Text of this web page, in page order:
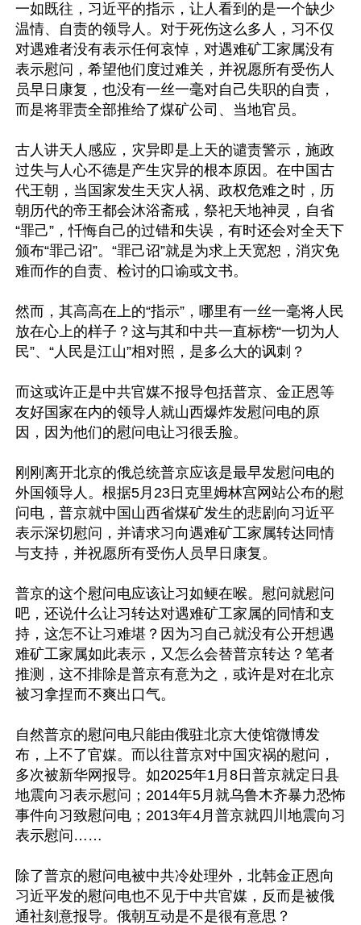
一如既往，习近平的指示，让人看到的是一个缺少
温情、自责的领导人。对于死伤这么多人，习不仅
对遇难者没有表示任何哀悼，对遇难矿工家属没有
表示慰问，希望他们度过难关，并祝愿所有受伤人
员早日康复，也没有一丝一毫对自己失职的自责，
而是将罪责全部推给了煤矿公司、当地官员。
古人讲天人感应，灾异即是上天的谴责警示，施政
过失与人心不德是产生灾异的根本原因。在中国古
代王朝，当国家发生天灾人祸、政权危难之时，历
朝历代的帝王都会沐浴斋戒，祭祀天地神灵，自省
“罪己”，忏悔自己的过错和失误，有时还会对全天下
颁布“罪己诏”。“罪己诏”就是为求上天宽恕，消灾免
难而作的自责、检讨的口谕或文书。
然而，其高高在上的“指示”，哪里有一丝一毫将人民
放在心上的样子？这与其和中共一直标榜“一切为人
民”、“人民是江山”相对照，是多么大的讽刺？
而这或许正是中共官媒不报导包括普京、金正恩等
友好国家在内的领导人就山西爆炸发慰问电的原
因，因为他们的慰问电让习很丢脸。
刚刚离开北京的俄总统普京应该是最早发慰问电的
外国领导人。根据5月23日克里姆林宫网站公布的慰
问电，普京就中国山西省煤矿发生的悲剧向习近平
表示深切慰问，并请求习向遇难矿工家属转达同情
与支持，并祝愿所有受伤人员早日康复。
普京的这个慰问电应该让习如鲠在喉。慰问就慰问
吧，还说什么让习转达对遇难矿工家属的同情和支
持，这怎不让习难堪？因为习自己就没有公开想遇
难矿工家属如此表示，又怎么会替普京转达？笔者
推测，这不排除是普京有意为之，或许是对在北京
被习拿捏而不爽出口气。
自然普京的慰问电只能由俄驻北京大使馆微博发
布，上不了官媒。而以往普京对中国灾祸的慰问，
多次被新华网报导。如2025年1月8日普京就定日县
地震向习表示慰问；2014年5月就乌鲁木齐暴力恐怖
事件向习致慰问电；2013年4月普京就四川地震向习
表示慰问……
除了普京的慰问电被中共冷处理外，北韩金正恩向
习近平发的慰问电也不见于中共官媒，反而是被俄
通社刻意报导。俄朝互动是不是很有意思？